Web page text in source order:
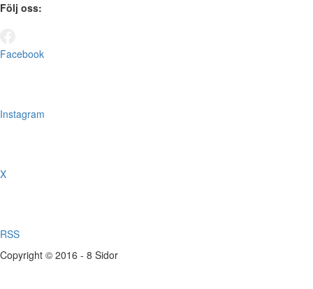
Följ oss:
Facebook
Instagram
X
RSS
Copyright © 2016 - 8 Sidor